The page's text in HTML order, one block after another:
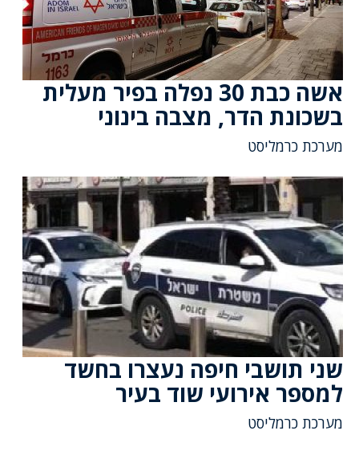
אשה כבת 30 נפלה בפיר מעלית
בשכונת הדר, מצבה בינוני
מערכת כרמליסט
שני תושבי חיפה נעצרו בחשד
למספר אירועי שוד בעיר
מערכת כרמליסט